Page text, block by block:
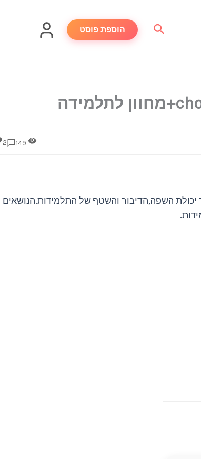
חיפוש הוספת פוסט
2
יכולת השפה,הדיבור והשטף של התלמידות.הנושאים